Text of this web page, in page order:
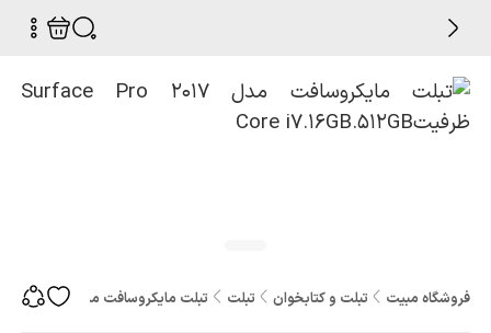
فروشگاه مبیت تبلت و کتابخوان تبلت تبلت مایکروسافت مدل Surface Pro 2017 ظرفیتCore i7.16GB.512GB